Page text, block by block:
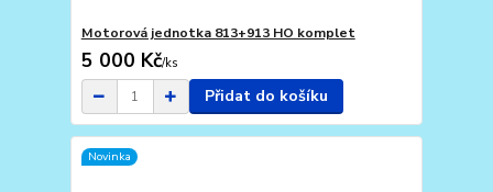
Motorová jednotka 813+913 HO komplet
5 000 Kč/ks
Přidat do košíku
Novinka